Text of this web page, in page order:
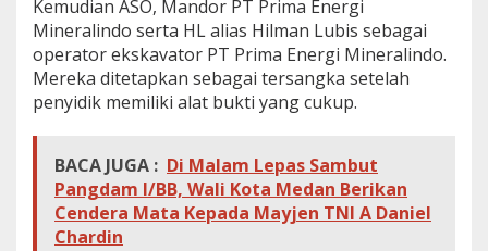
Kemudian ASO, Mandor PT Prima Energi
Mineralindo serta HL alias Hilman Lubis sebagai
operator ekskavator PT Prima Energi Mineralindo.
Mereka ditetapkan sebagai tersangka setelah
penyidik memiliki alat bukti yang cukup.
BACA JUGA : Di Malam Lepas Sambut
Pangdam I/BB, Wali Kota Medan Berikan
Cendera Mata Kepada Mayjen TNI A Daniel
Chardin